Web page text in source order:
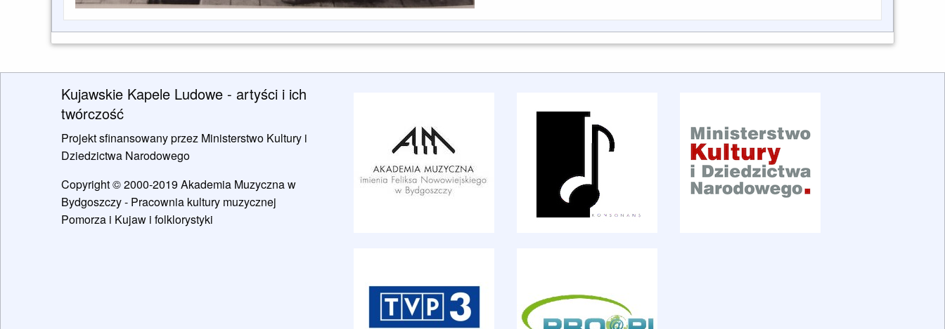
Kujawskie Kapele Ludowe - artyści i ich
twórczość
Projekt sfinansowany przez Ministerstwo Kultury i
Dziedzictwa Narodowego
Copyright © 2000-2019 Akademia Muzyczna w
Bydgoszczy - Pracownia kultury muzycznej
Pomorza i Kujaw i folklorystyki